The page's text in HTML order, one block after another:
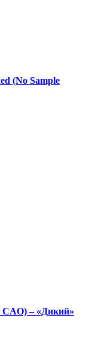
(No Sample
– «Дикий»